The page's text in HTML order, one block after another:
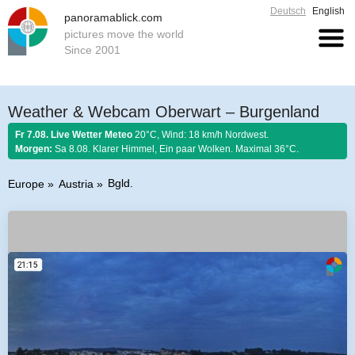
panoramablick.com
pictures move the world
Since 2001
Deutsch English
Weather & Webcam Oberwart – Burgenland
Fr 7.08. Live Wetter Meteo 20°C, Wind: 18 km/h Nordwest.
Morgen: Sa 8.08. Klarer Himmel, Ein paar Wolken. Maximal 36°C.
Europe Austria Bgld.